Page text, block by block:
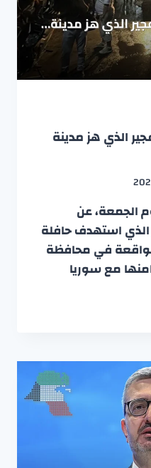
الذي هز مدينة
الجمعة، عن
الذي استهدف حافلة
في محافظة
مع سوريا